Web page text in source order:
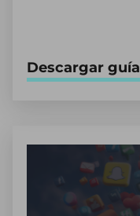
Descargar guía